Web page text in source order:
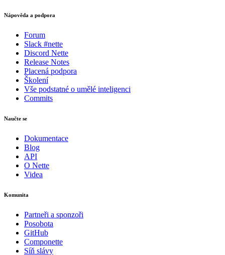
Našli jste na této stránce problém?
Ukaž na GitHubu
Otevři náhled
Nahlásit problém s touto stránkou na GitHubu
Nápověda a podpora
Forum
Slack #nette
Discord Nette
Release Notes
Placená podpora
Školení
Vše podstatné o umělé inteligenci
Commits
Naučte se
Dokumentace
Blog
API
O Nette
Videa
Komunita
Partneři a sponzoři
Posobota
GitHub
Componette
Síň slávy